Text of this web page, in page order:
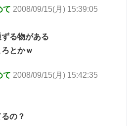
て 2008/09/15(月) 15:39:05
る物がある
とかｗ
て 2008/09/15(月) 15:42:35
の？